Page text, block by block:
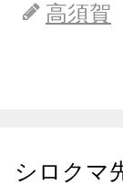
高須賀
シロクマ